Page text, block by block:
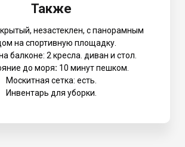
Также
незастеклен, с панорамным
на спортивную площадку.
балконе: 2 кресла. диван и стол.
до моря: 10 минут пешком.
Москитная сетка: есть.
Инвентарь для уборки.